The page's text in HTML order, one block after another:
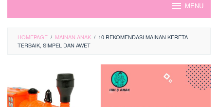
MENU
HOMEPAGE / MAINAN ANAK / 10 REKOMENDASI MAINAN KERETA
TERBAIK, SIMPEL DAN AWET